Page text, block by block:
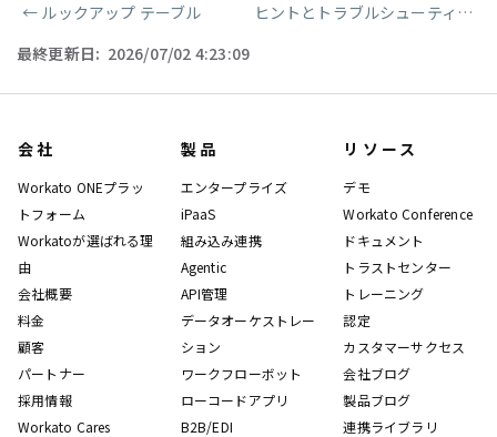
ページャー
← ルックアップ テーブル ヒントとトラブルシューティング
最終更新日: 2026/07/02 4:23:09
会社
Workato ONEプラッ
トフォーム
Workatoが選ばれる理
由
会社概要
料金
顧客
パートナー
採用情報
Workato Cares
製品
エンタープライズ
iPaaS
組み込み連携
Agentic
API管理
データオーケストレー
ション
ワークフローボット
ローコードアプリ
B2B/EDI
リソース
デモ
Workato Conference
ドキュメント
トラストセンター
トレーニング
認定
カスタマーサクセス
会社ブログ
製品ブログ
連携ライブラリ